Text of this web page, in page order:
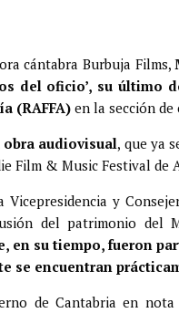
cántabra Burbuja Films,
del oficio’, su último
(RAFFA) en la sección
audiovisual, que ya
Film & Music Festival de
Vicepresidencia y
del patrimonio del
en su tiempo, fueron
se encuentran
de Cantabria en nota